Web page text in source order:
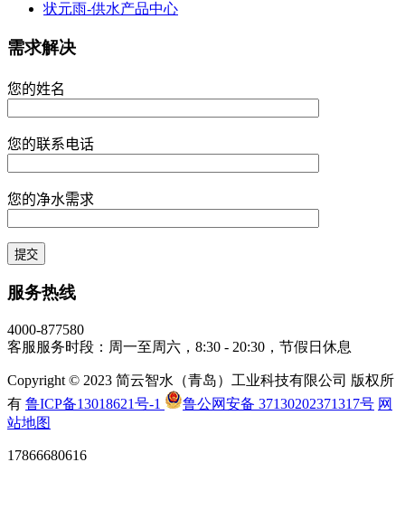
状元雨-供水产品中心
需求解决
您的姓名
您的联系电话
您的净水需求
服务热线
4000-877580
客服服务时段：周一至周六，8:30 - 20:30，节假日休息
Copyright © 2023 简云智水（青岛）工业科技有限公司 版权所
有 鲁ICP备13018621号-1 鲁公网安备 37130202371317号 网
站地图
17866680616